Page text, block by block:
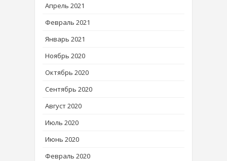
Апрель 2021
Февраль 2021
Январь 2021
Ноябрь 2020
Октябрь 2020
Сентябрь 2020
Август 2020
Июль 2020
Июнь 2020
Февраль 2020